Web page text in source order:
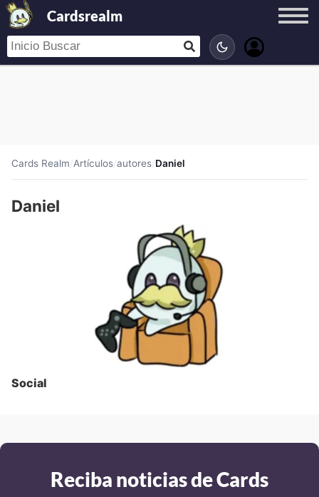
Cardsrealm
Cards Realm/Artículos/autores/Daniel
Daniel
Social
Reciba noticias de Cards